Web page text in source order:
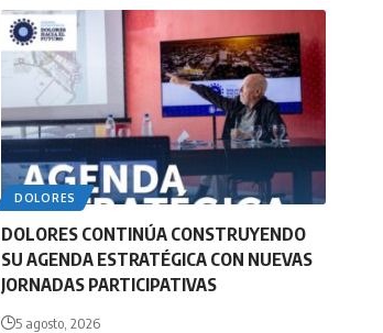
DOLORES
DOLORES CONTINÚA CONSTRUYENDO
SU AGENDA ESTRATÉGICA CON NUEVAS
JORNADAS PARTICIPATIVAS
5 agosto, 2026